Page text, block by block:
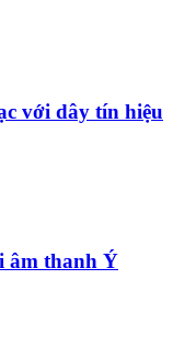
với dây tín hiệu
âm thanh Ý